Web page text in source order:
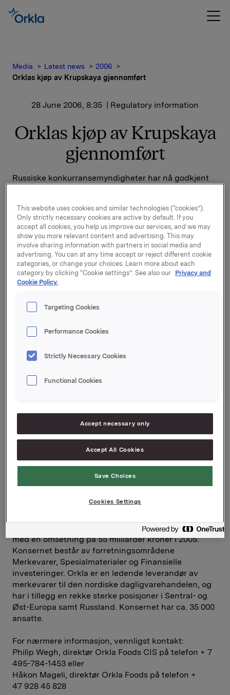
Media Latest news
2006
Orklas kjøp av Krupskaya gjennomført
28 June 2006, 8:35 | Regulatory information
Orklas kjøp av Krupskaya
gjennomført
Russiske konkurransemyndigheter har nå godkjent
I 2005 ervervet Orkla det russiske sjokoladeselskapet
SladCo, som har sterke regionale posisjoner i
sjokolade og sukkervarer i Russland. SladCo har
fabrikker i Jekaterinburg (Ural) og Ulyanovsk (Volga).
- Krupskaya styrker vår stilling i det russiske
markedposisjon i Nordvest-Russland, og oppkjøpet
kompletterer SladCos sterke posisjon i andre
regioner av Russland, sier Håkon Chr. Andersen,
direktør for Orkla Foods CIS.
- Integreringsplanen med Orkla ble avtalt på forhånd
mellom Krupskaya og øvrige Orkla-virksomheter
Partene er enige om ikke å offentliggjøre
kjøpesummen.
Med sine 143 millioner innbyggere er Russland det
største landet i Europa. Russlands marked for
Orkla er ett av Norges største børsnoterte konsern
med en omsetning på 55 milliarder kroner i 2005.
Konsernet består av forretningsområdene
Merkevarer, Spesialmaterialer og Finansielle
investeringer. Orkla er en ledende leverandør av
merkevarer til den nordiske dagligvarehandelen, og
har i tillegg en rekke sterke posisjoner i Sentral- og
Øst-Europa samt Russland. Konsernet har ca. 35 000
ansatte.
For nærmere informasjon, vennligst kontakt:
Philip Wegh, direktør Orkla Foods CIS på telefon + 7
495-784-1453 eller
Håkon Mageli, direktør Orkla Foods på telefon +
47 928 45 828
This website uses cookies and similar technologies (“cookies”).
Only strictly necessary cookies are active by default. If you
accept all cookies, you help us improve our services, and we may
show you more relevant content and advertising. This may
involve sharing information with partners in social media and
advertising. You can at any time accept or reject different cookie
categories, or change your choices. Learn more about each
category by clicking “Cookie settings”. See also our Privacy and
Cookie Policy.
Targeting Cookies
Performance Cookies
Strictly Necessary Cookies
Functional Cookies
Accept necessary only
Accept All Cookies
Save Choices
Cookies Settings